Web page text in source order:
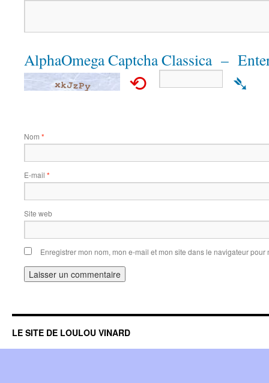
AlphaOmega Captcha Classica –
⟲ ➴
Nom *
E-mail *
Site web
Enregistrer mon nom, mon e-mail et mon site dans le navigateur
LE SITE DE LOULOU VINARD